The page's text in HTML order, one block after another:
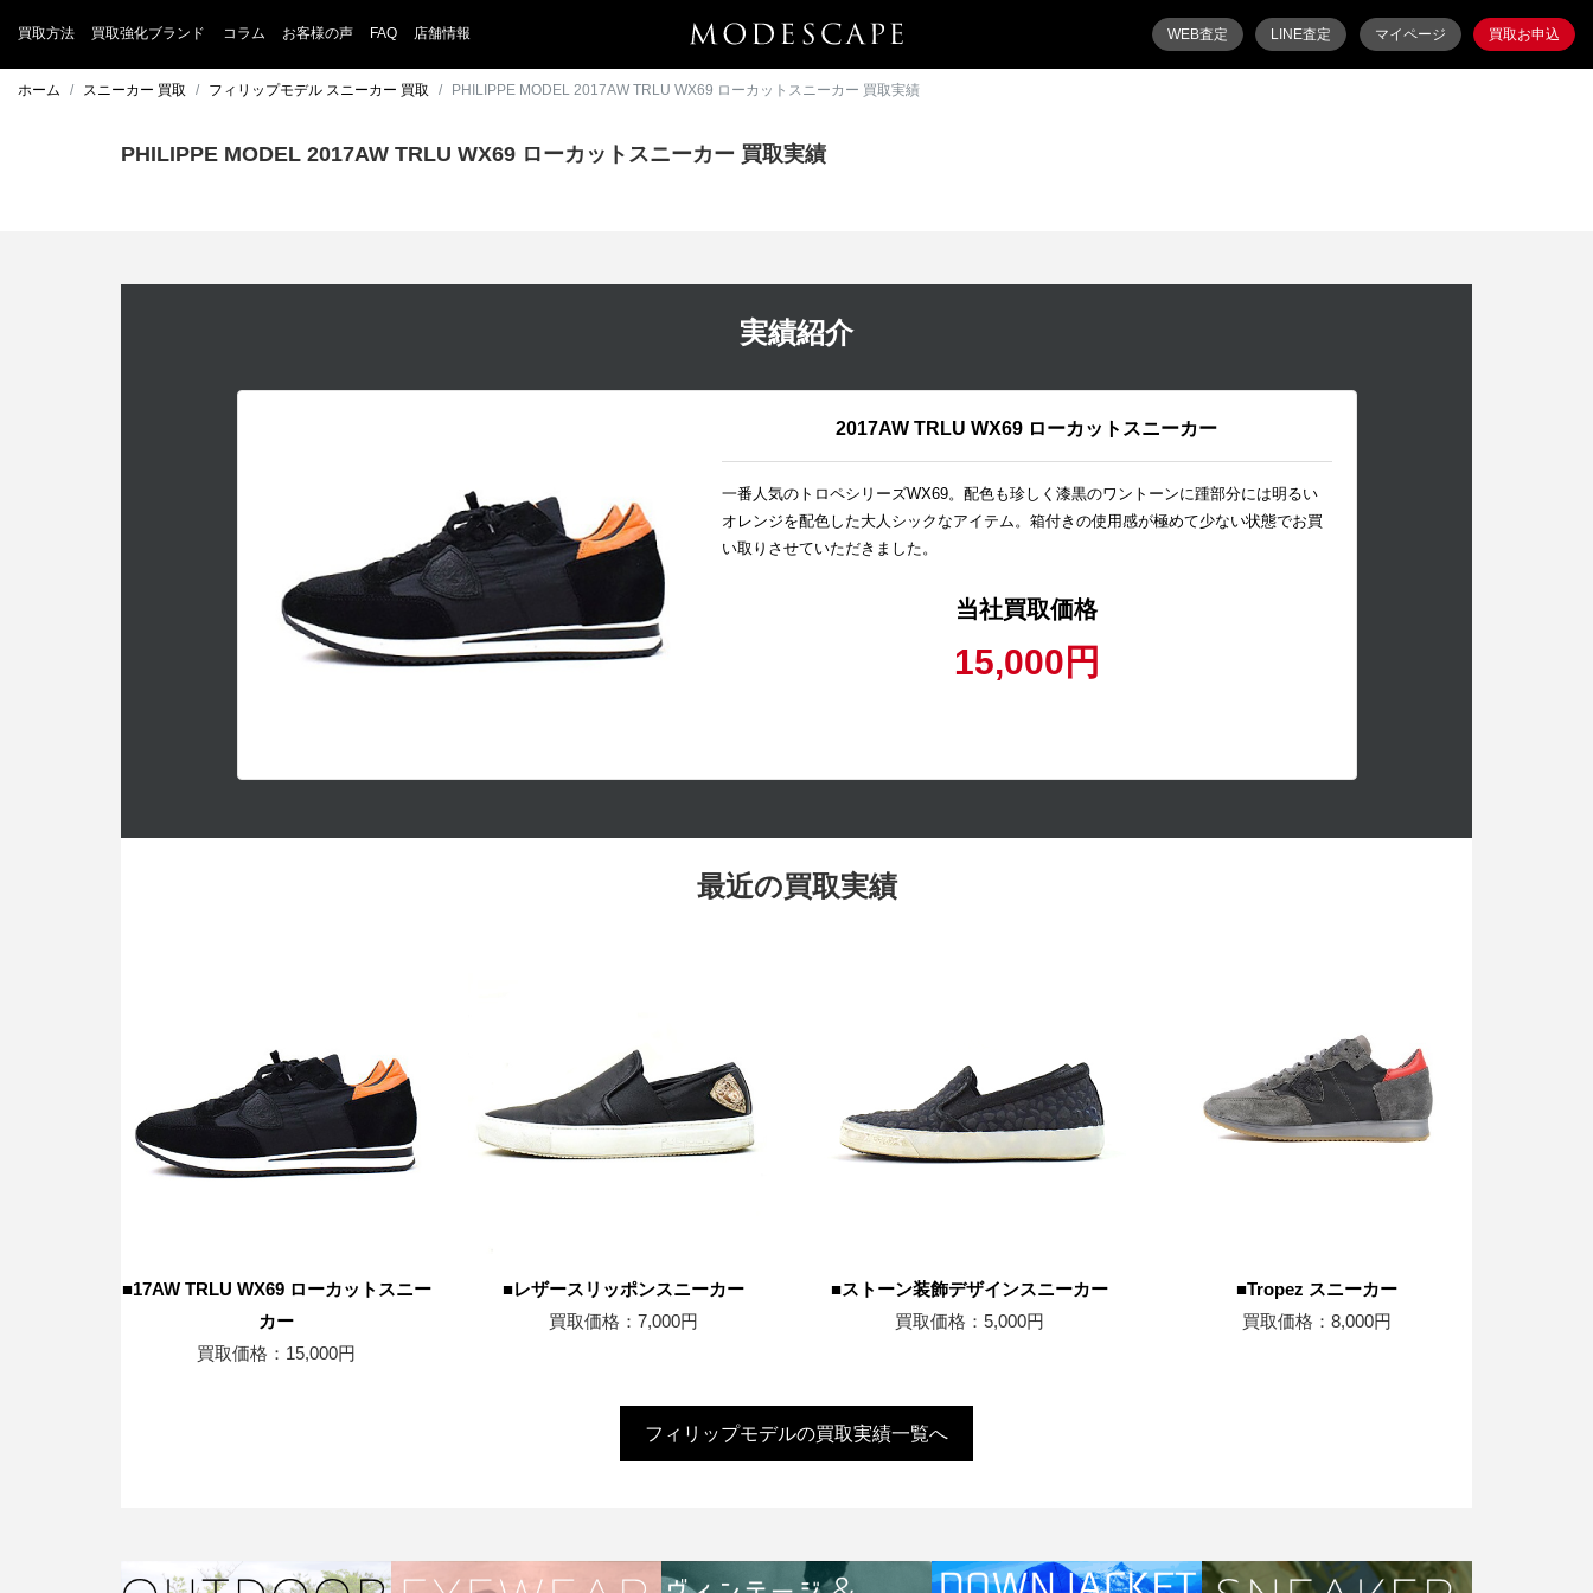
買取方法 買取強化ブランド コラム お客様の声 FAQ 店舗情報 WEB査定 LINE査定 マイページ 買取お申込
ホーム スニーカー 買取 フィリップモデル スニーカー 買取 PHILIPPE MODEL 2017AW TRLU WX69 ローカットスニーカー 買取実績
PHILIPPE MODEL 2017AW TRLU WX69 ローカットスニーカー 買取実績
実績紹介
2017AW TRLU WX69 ローカットスニーカー
一番人気のトロペシリーズWX69。配色も珍しく漆黒のワントーンに踵部分には明るい
オレンジを配色した大人シックなアイテム。箱付きの使用感が極めて少ない状態でお買
い取りさせていただきました。
当社買取価格
15,000円
最近の買取実績
■17AW TRLU WX69 ローカットスニー
カー
買取価格：15,000円
■レザースリッポンスニーカー
買取価格：7,000円
■ストーン装飾デザインスニーカー
買取価格：5,000円
■Tropez スニーカー
買取価格：8,000円
フィリップモデルの買取実績一覧へ